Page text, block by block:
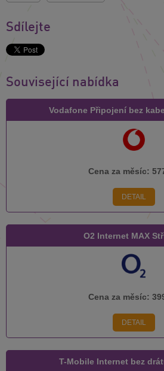
Sdílejte
Související nabídka
Vodafone Připojení bez
Cena za měsíc:
DETAIL
O2 Internet MAX
Cena za měsíc:
DETAIL
T-Mobile Internet bez